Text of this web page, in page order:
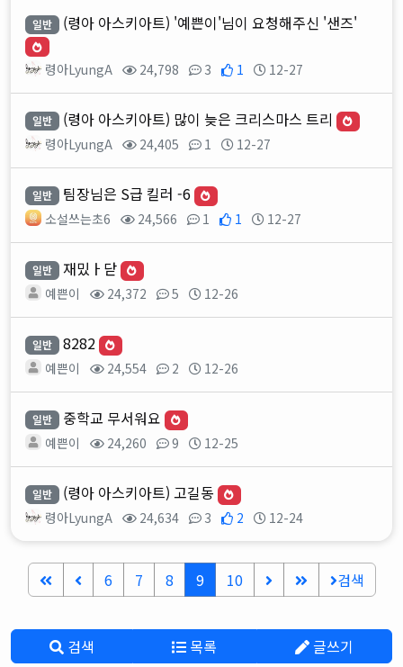
일반 (령아 아스키아트) '예쁜이'님이 요청해주신 '샌즈'
령아LyungA 24,798 3 1 12-27
일반 (령아 아스키아트) 많이 늦은 크리스마스 트리
령아LyungA 24,405 1 12-27
일반 팀장님은 S급 킬러 -6
소설쓰는초6 24,566 1 1 12-27
일반 재밌ㅏ닫
예쁜이 24,372 5 12-26
일반 8282
예쁜이 24,554 2 12-26
일반 중학교 무서워요
예쁜이 24,260 9 12-25
일반 (령아 아스키아트) 고길동
령아LyungA 24,634 3 2 12-24
6 7 8 9 10 검색
검색 목록 글쓰기